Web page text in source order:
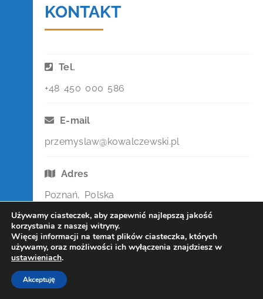
KONTAKT
Tel.
+48 450 000 586
E-mail
przemyslaw@kowalczewski.pl
Adres
Poznań, Polska
Copyright Kowalczewski 2019-2025
Używamy ciasteczek, aby zapewnić najlepszą jakość
korzystania z naszej witryny.
Więcej informacji na temat plików ciasteczka, których
używamy, oraz możliwości ich wyłączenia znajdziesz w
ustawieniach.
Akceptuję